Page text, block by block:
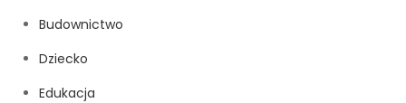
Budownictwo
Dziecko
Edukacja